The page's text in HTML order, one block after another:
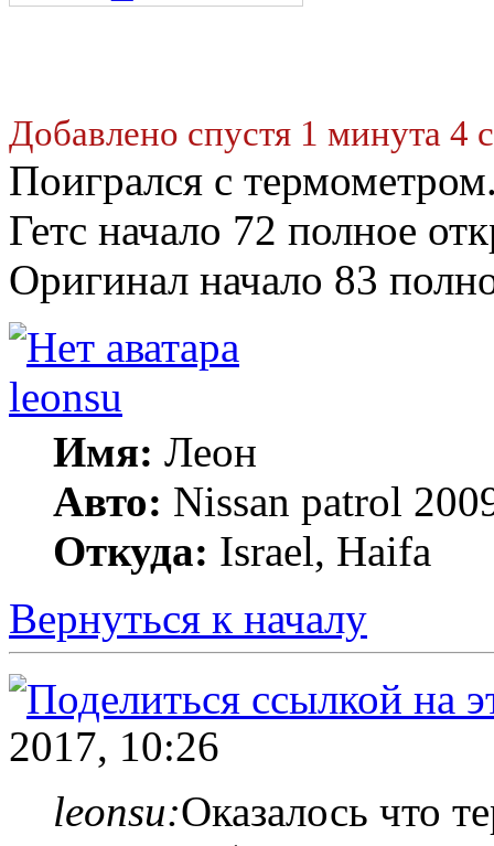
Добавлено спустя 1 минута 4
Поигрался с
Гетс начало 72 полное
Оригинал начало 83
leonsu
Имя: Леон
Авто: Nissan patrol
Откуда: Israel, Haifa
Вернуться к началу
2017, 10:26
leonsu:Оказалось что